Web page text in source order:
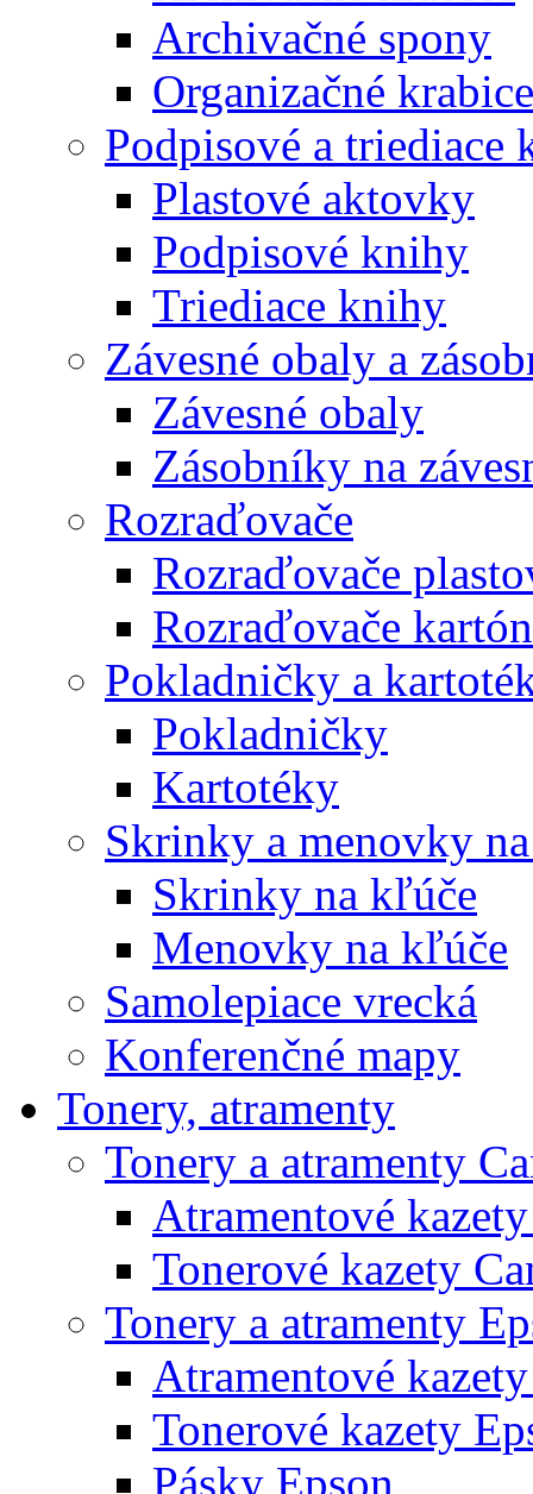
Archivačné spony
Organizačné
Podpisové a triediace
Plastové aktovky
Podpisové knihy
Triediace knihy
Závesné obaly a
Závesné obaly
Zásobníky na
Rozraďovače
Rozraďovače
Rozraďovače
Pokladničky a
Pokladničky
Kartotéky
Skrinky a menovky
Skrinky na kľúče
Menovky na kľúče
Samolepiace vrecká
Konferenčné mapy
Tonery, atramenty
Tonery a atramenty
Atramentové
Tonerové kazety
Tonery a atramenty
Atramentové
Tonerové kazety
Pásky Epson